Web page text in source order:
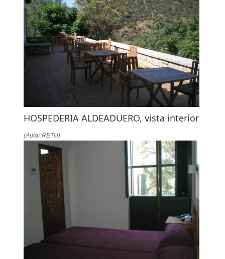
HOSPEDERIA ALDEADUERO, vista interior
(Autor:RETU)